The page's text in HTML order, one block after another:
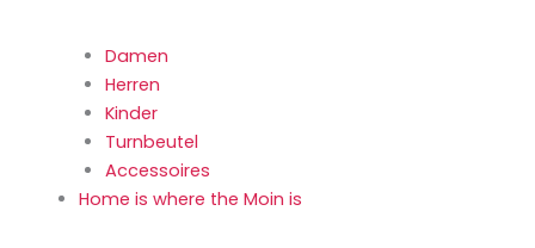
Damen
Herren
Kinder
Turnbeutel
Accessoires
Home is where the Moin is